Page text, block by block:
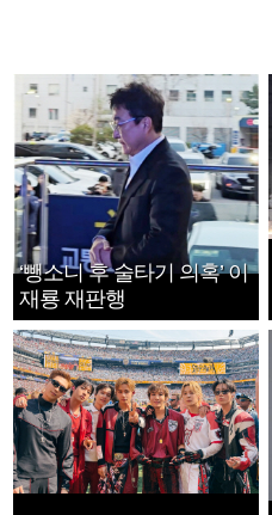
‘뺑소니 후 술타기 의혹’ 이
재룡 재판행